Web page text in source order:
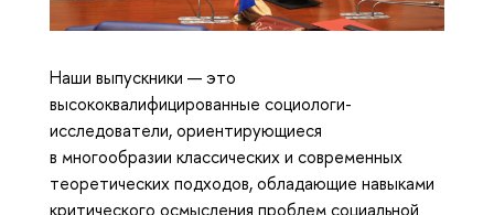
Наши выпускники — это
высококвалифицированные социологи-
исследователи, ориентирующиеся
в многообразии классических и современных
теоретических подходов, обладающие навыками
критического осмысления проблем социальной